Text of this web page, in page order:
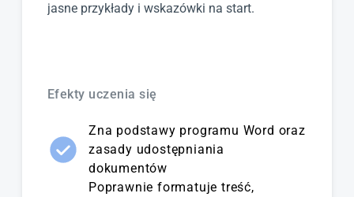
jasne przykłady i wskazówki na start.
Efekty uczenia się
Zna podstawy programu Word oraz
zasady udostępniania
dokumentów
Poprawnie formatuje treść,